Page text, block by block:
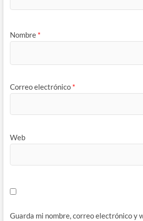
Nombre *
Correo electrónico *
Web
Guarda mi nombre, correo electrónico y